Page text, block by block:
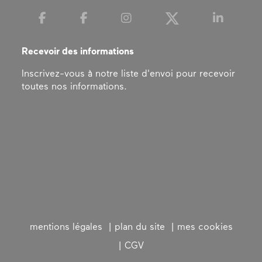
COMPAGNIE LA PARENTHÈSE ET LE PETIT
exposition
Recevoir des informations
Inscrivez-vous à notre liste d'envoi pour recevoir
toutes nos informations.
mentions légales plan du site
mes cookies
CGV